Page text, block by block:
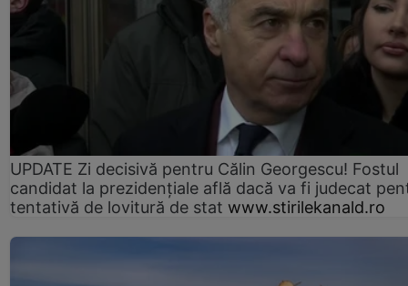
UPDATE Zi decisivă pentru Călin Georgescu! Fostul
candidat la prezidențiale află dacă va fi judecat
tentativă de lovitură de stat www.stirilekanald.ro